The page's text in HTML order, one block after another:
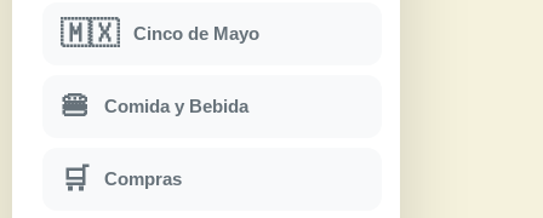
🇲🇽 Cinco de Mayo
🍔 Comida y Bebida
🛒 Compras